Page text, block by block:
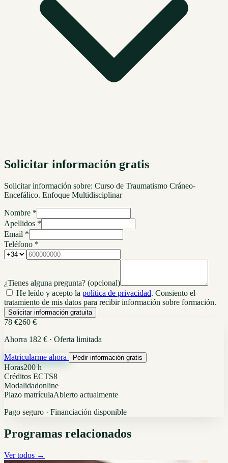
Solicitar información gratis
Solicitar información sobre: Curso de Traumatismo Cráneo-
Encefálico. Enfoque Multidisciplinar
Nombre *
Apellidos *
Email *
Teléfono *
¿Tienes alguna pregunta? (opcional)
He leído y acepto la política de privacidad. Consiento el
tratamiento de mis datos para recibir información sobre formación.
Solicitar información gratuita
78 €260 €
Ahorra 182 € · Oferta limitada
Matricularme ahora Pedir información gratis
Horas200 h
Créditos ECTS8
Modalidadonline
Plazo matrículaAbierto actualmente
Pago seguro · Financiación disponible
Programas relacionados
Ver todos →